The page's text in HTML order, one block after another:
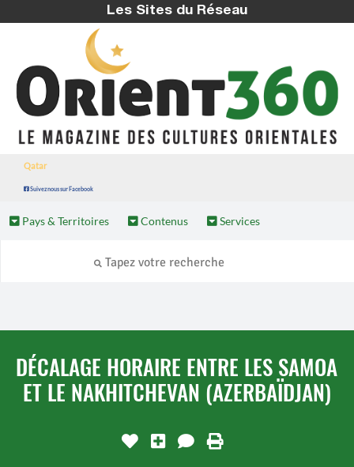
Les Sites du Réseau
Qatar
Suivez nous sur Facebook
Pays & Territoires Contenus Services
DÉCALAGE HORAIRE ENTRE LES SAMOA
ET LE NAKHITCHEVAN (AZERBAÏDJAN)